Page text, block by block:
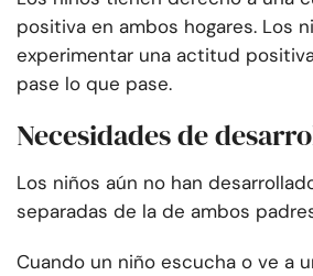
positiva en ambos hogares. Los
experimentar una actitud
pase lo que pase.
Necesidades de
Los niños aún no han
separadas de la de ambos
Cuando un niño escucha o ve a